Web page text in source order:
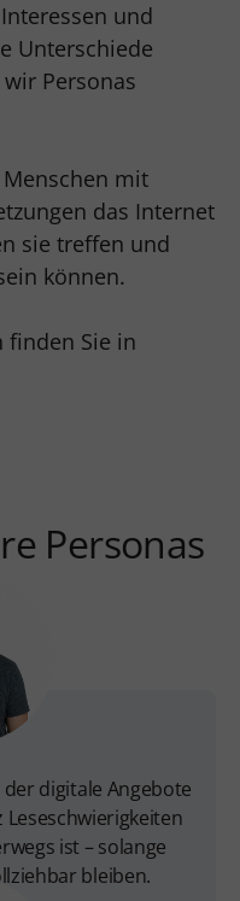
und
Unterschiede
Personas
mit
das Internet
sie treffen und
können.
Sie in
Personas
digitale Angebote
ist – solange
bleiben.